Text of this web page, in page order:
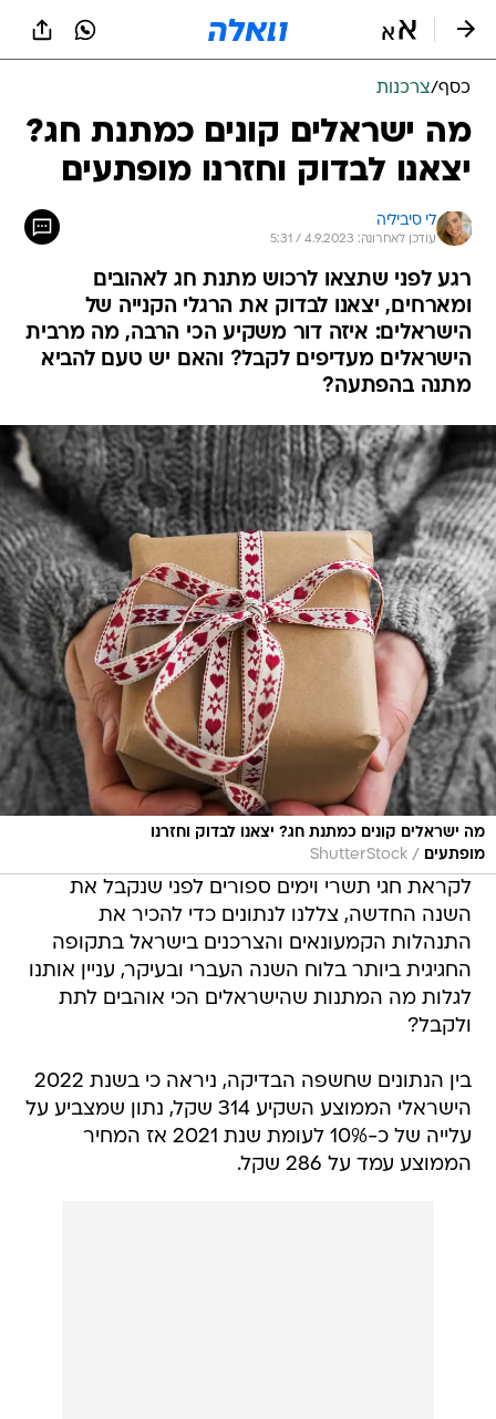
כסף/צרכנות
מה ישראלים קונים כמתנת חג?
יצאנו לבדוק וחזרנו מופתעים
לי סיביליה
עודכן לאחרונה: 4.9.2023 / 5:31
רגע לפני שתצאו לרכוש מתנת חג לאהובים
ומארחים, יצאנו לבדוק את הרגלי הקנייה של
הישראלים: איזה דור משקיע הכי הרבה, מה מרבית
הישראלים מעדיפים לקבל? והאם יש טעם להביא
מתנה בהפתעה?
מה ישראלים קונים כמתנת חג? יצאנו לבדוק וחזרנו
מופתעים
/
ShutterStock
לקראת חגי תשרי וימים ספורים לפני שנקבל את
השנה החדשה, צללנו לנתונים כדי להכיר את
התנהלות הקמעונאים והצרכנים בישראל בתקופה
החגיגית ביותר בלוח השנה העברי ובעיקר, עניין אותנו
לגלות מה המתנות שהישראלים הכי אוהבים לתת
ולקבל?
בין הנתונים שחשפה הבדיקה, ניראה כי בשנת 2022
הישראלי הממוצע השקיע 314 שקל, נתון שמצביע על
עלייה של כ-10% לעומת שנת 2021 אז המחיר
הממוצע עמד על 286 שקל.